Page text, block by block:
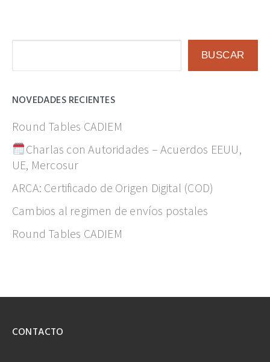
BUSCAR
NOVEDADES RECIENTES
Round Tables CADIEM
Charlas con Autoridades – Acuerdos EEUU,
UE, Mercosur
ARCA: Certificado de Origen Digital (COD)
Cambios al regimen de envíos postales
Round Tables CADIEM
CONTACTO